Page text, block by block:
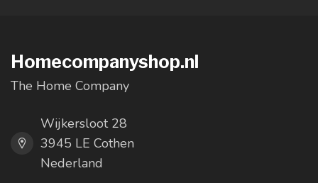
Homecompanyshop.nl
The Home Company
Wijkersloot 28
3945 LE Cothen
Nederland